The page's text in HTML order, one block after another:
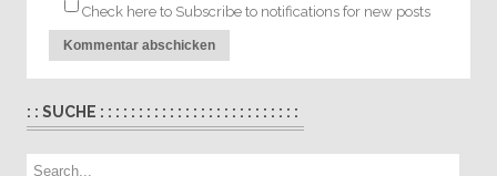
Check here to Subscribe to notifications for new posts
: : SUCHE : : : : : : : : : : : : : : : : : : : : : : : : : :